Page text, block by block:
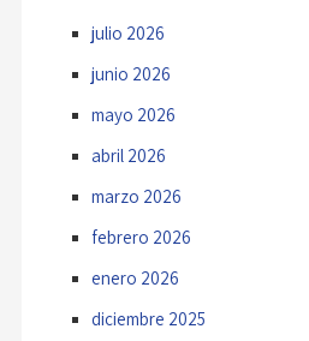
julio 2026
junio 2026
mayo 2026
abril 2026
marzo 2026
febrero 2026
enero 2026
diciembre 2025